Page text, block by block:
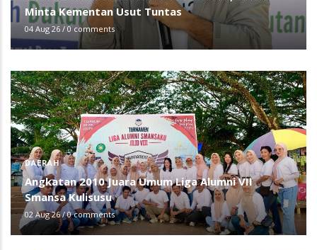
Minta Kementan Usut Tuntas
04 Aug 26 / 0 comments
DAERAH
Angkatan 2010 Juara Umum Liga Alumni VII
Smansa Kulisusu
02 Aug 26/0 comments